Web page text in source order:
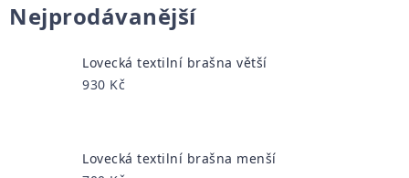
Nejprodávanější
Lovecká textilní brašna větší
930 Kč
Lovecká textilní brašna menší